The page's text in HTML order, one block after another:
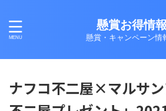
懸賞お得情報
懸賞・キャンペーン情
ナフコ不二屋×マルサ